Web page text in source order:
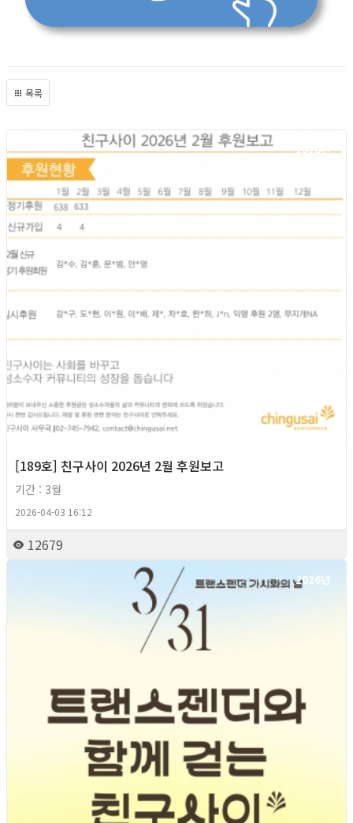
목록
2026년
[189호] 친구사이 2026년 2월 후원보고
기간 : 3월
2026-04-03 16:12
12679
2026년